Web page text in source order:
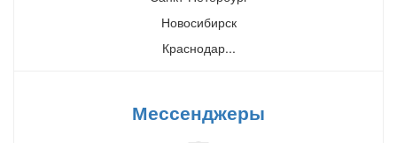
Новосибирск
Краснодар...
Мессенджеры